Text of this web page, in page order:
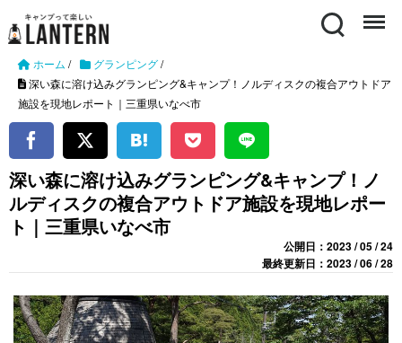
Search Menu
ホーム / グランピング/
深い森に溶け込みグランピング&キャンプ！ノルディスクの複合アウトドア
施設を現地レポート｜三重県いなべ市
深い森に溶け込みグランピング&キャンプ！ノ
ルディスクの複合アウトドア施設を現地レポー
ト｜三重県いなべ市
公開日：2023 / 05 / 24
最終更新日：2023 / 06 / 28